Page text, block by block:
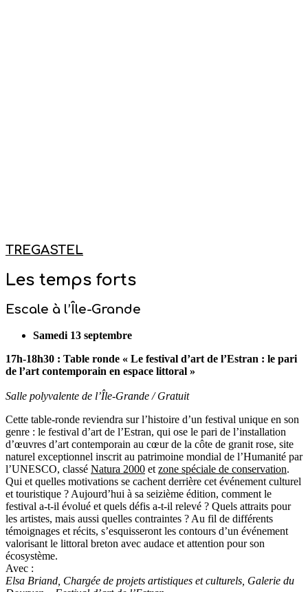
TREGASTEL
Les temps forts
Escale à l’Île-Grande
Samedi 13 septembre
17h-18h30 : Table ronde « Le festival d’art de l’Estran : le pari
de l’art contemporain en espace littoral »
Salle polyvalente de l’Île-Grande / Gratuit
Cette table-ronde reviendra sur l’histoire d’un festival unique en son
genre : le festival d’art de l’Estran, qui ose le pari de l’installation
d’œuvres d’art contemporain au cœur de la côte de granit rose, site
naturel exceptionnel inscrit au patrimoine mondial de l’Humanité par
l’UNESCO, classé Natura 2000 et zone spéciale de conservation.
Qui et quelles motivations se cachent derrière cet événement culturel
et touristique ? Aujourd’hui à sa seizième édition, comment le
festival a-t-il évolué et quels défis a-t-il relevé ? Quels attraits pour
les artistes, mais aussi quelles contraintes ? Au fil de différents
témoignages et récits, s’esquisseront les contours d’un événement
valorisant le littoral breton avec audace et attention pour son
écosystème.
Avec :
Elsa Briand, Chargée de projets artistiques et culturels, Galerie du